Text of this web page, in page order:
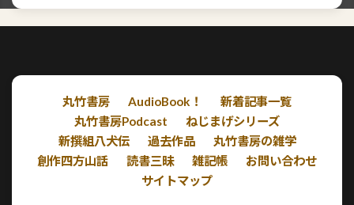
丸竹書房 AudioBook！
新着記事一覧
丸竹書房Podcast
ねじまげシリーズ
新撰組八犬伝
過去作品
丸竹書房の雑学
創作四方山話
読書三昧 雑記帳
お問い合わせ
サイトマップ